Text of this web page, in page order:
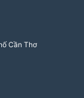
Cần Thơ